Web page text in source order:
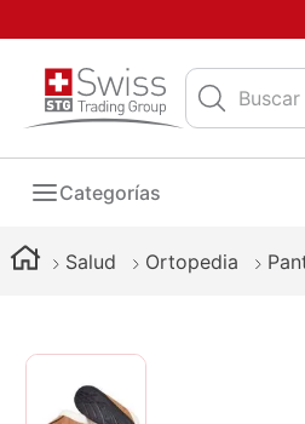
Buscar
Categorías
Salud Ortopedia